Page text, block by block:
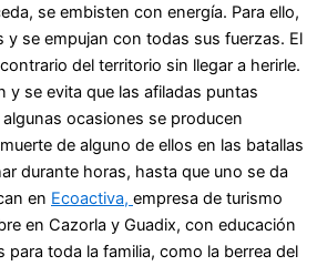
se embisten con energía. Para ello,
y se empujan con todas sus fuerzas. El
del territorio sin llegar a herirle.
y se evita que las afiladas puntas
ocasiones se producen
de alguno de ellos en las batallas
durante horas, hasta que uno se da
en Ecoactiva, empresa de turismo
en Cazorla y Guadix, con educación
para toda la familia, como la berrea del